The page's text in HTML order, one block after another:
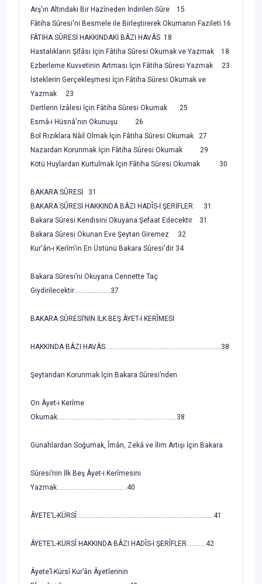
Arş'ın Altındaki Bir Hazîneden İndirilen Sûre 15
Fâtiha Sûresi'ni Besmele ile Birleştirerek Okumanın Fazileti 16
FÂTİHA SÛRESİ HAKKINDAKİ BÂZI HAVÂS 18
Hastalıkların Şifâsı İçin Fâtiha Sûresi Okumak ve Yazmak 18
Ezberleme Kuvvetinin Artması İçin Fâtiha Sûresi Yazmak 23
İsteklerin Gerçekleşmesi İçin Fâtiha Sûresi Okumak ve
Yazmak 23
Dertlerin İzâlesi İçin Fâtiha Sûresi Okumak 25
Esmâ-i Hüsnâ'nın Okunuşu 26
Bol Rızıklara Nâil Olmak İçin Fâtiha Sûresi Okumak 27
Nazardan Korunmak İçin Fâtiha Sûresi Okumak 29
Kötü Huylardan Kurtulmak İçin Fâtiha Sûresi Okumak 30
BAKARA SÛRESİ 31
BAKARA SÛRESİ HAKKINDA BÂZI HADÎS-İ ŞERİFLER 31
Bakara Sûresi Kendisini Okuyana Şefaat Edecektir 31
Bakara Sûresi Okunan Eve Şeytan Giremez 32
Kur'ân-ı Kerîm'in En Üstünü Bakara Sûresi'dir 34
Bakara Sûresi’ni Okuyana Cennette Taç
Giydirilecektir.....................37
BAKARA SÛRESİ’NİN İLK BEŞ ÂYET-İ KERÎMESİ
HAKKINDA BÂZI HAVÂS..................................................................38
Şeytandan Korunmak İçin Bakara Sûresi’nden
On Âyet-i Kerîme
Okumak....................................................................38
Günahlardan Soğumak, Îmân, Zekâ ve İlim Artışı İçin Bakara
Sûresi’nin İlk Beş Âyet-i Kerîmesini
Yazmak........................................40
ÂYETE’L-KÜRSÎ..............................................................................41
ÂYETE’L-KÜRSÎ HAKKINDA BÂZI HADÎS-İ ŞERÎFLER...........42
Âyete’l-Kürsî Kur’ân Âyetlerinin